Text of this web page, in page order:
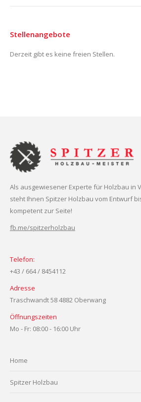
Stellenangebote
Derzeit gibt es keine freien Stellen.
Als ausgewiesener Experte für Holzbau in
steht Ihnen Spitzer Holzbau vom Entwurf
kompetent zur Seite!
fb.me/spitzerholzbau
Telefon:
+43 / 664 / 8454112
Adresse
Traschwandt 58 4882 Oberwang
Öffnungszeiten
Mo - Fr: 08:00 - 16:00 Uhr
Home
Spitzer Holzbau